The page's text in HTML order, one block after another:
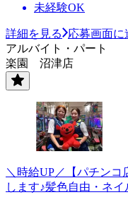
未経験OK
詳細を見る
応募画面に
アルバイト・パート
楽園 沼津店
＼時給UP／【パチン
します♪髪色自由・ネ